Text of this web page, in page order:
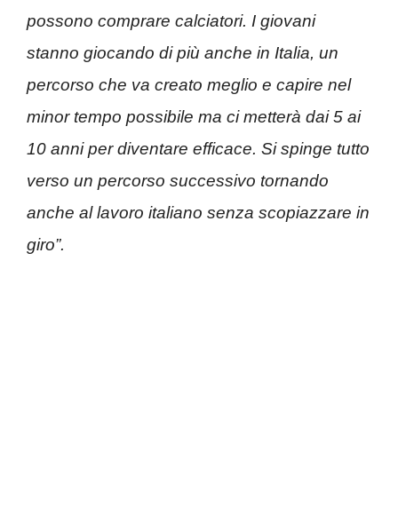
possono comprare calciatori. I giovani
stanno giocando di più anche in Italia, un
percorso che va creato meglio e capire nel
minor tempo possibile ma ci metterà dai 5 ai
10 anni per diventare efficace. Si spinge tutto
verso un percorso successivo tornando
anche al lavoro italiano senza scopiazzare in
giro”.